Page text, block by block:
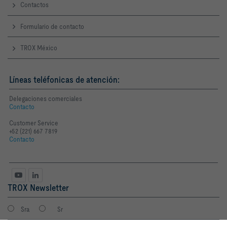
Contactos
Formulario de contacto
TROX México
Líneas teléfonicas de atención:
Delegaciones comerciales
Contacto
Customer Service
+52 (221) 667 7819
Contacto
TROX Newsletter
Sra Sr